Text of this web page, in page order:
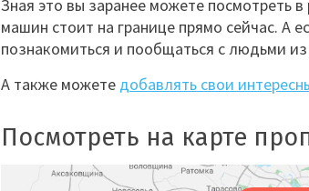
Зная это вы заранее можете посмотреть
машин стоит на границе прямо сейчас. А
познакомиться и пообщаться с людьми
А также можете добавлять свои
Посмотреть на карте